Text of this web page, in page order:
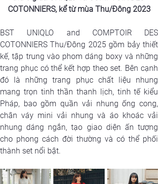
COTONNIERS, kể từ mùa Thu/Đông 2023
BST UNIQLO and COMPTOIR DES
COTONNIERS Thu/Đông 2025 gồm bảy thiết
kế, tập trung vào phom dáng boxy và những
trang phục có thể kết hợp theo set. Bên cạnh
đó là những trang phục chất liệu nhung
mang trọn tinh thần thanh lịch, tinh tế kiểu
Pháp, bao gồm quần vải nhung ống cong,
chân váy mini vải nhung và áo khoác vải
nhung dáng ngắn, tạo giao diện ấn tượng
cho phong cách đời thường và có thể phối
thành set nổi bật.